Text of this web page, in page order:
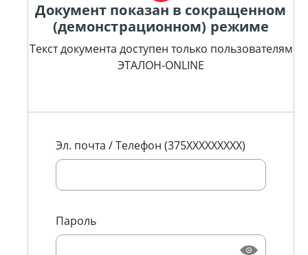
Документ показан в сокращенном
(демонстрационном) режиме
Текст документа доступен только пользователям
ЭТАЛОН-ONLINE
Эл. почта / Телефон (375XXXXXXXXX)
Пароль